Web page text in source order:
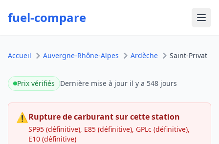
fuel-compare
Accueil Auvergne-Rhône-Alpes Ardèche Saint-Privat
Prix vérifiés Dernière mise à jour il y a 548 jours
⚠Rupture de carburant sur cette station
SP95 (définitive), E85 (définitive), GPLc (définitive),
E10 (définitive)